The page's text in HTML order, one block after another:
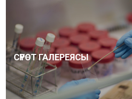
СҮРӨТ ГАЛЕРЕЯСЫ